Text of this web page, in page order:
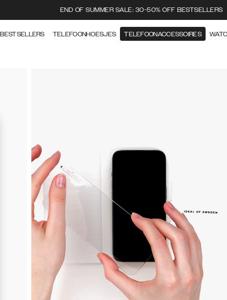
END OF SUMMER SALE: 30-50% OFF BESTSELLERS
BESTSELLERS TELEFOONHOESJES TELEFOONACCESSOIRES